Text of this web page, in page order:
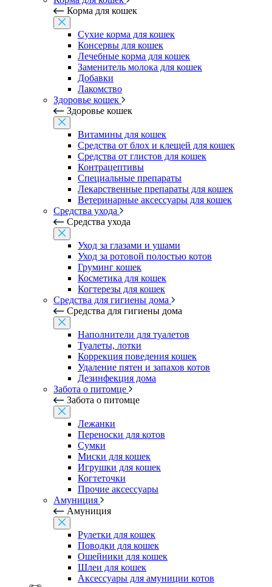
Корма для кошек
Сухие корма для кошек
Консервы для кошек
Лечебные корма для кошек
Заменитель молока для кошек
Добавки
Лакомство
Здоровье кошек
Здоровье кошек
Витамины для кошек
Средства от блох и клещей для кошек
Средства от глистов для кошек
Контрацептивы
Специальные препараты
Лекарственные препараты для кошек
Ветеринарные аксессуары для кошек
Средства ухода
Средства ухода
Уход за глазами и ушами
Уход за ротовой полостью котов
Груминг кошек
Косметика для кошек
Когтерезы для кошек
Средства для гигиены дома
Средства для гигиены дома
Наполнители для туалетов
Туалеты, лотки
Коррекция поведения кошек
Удаление пятен и запахов котов
Дезинфекция дома
Забота о питомце
Забота о питомце
Лежанки
Переноски для котов
Сумки
Миски для кошек
Игрушки для кошек
Когтеточки
Прочие аксессуары
Амуниция
Амуниция
Рулетки для кошек
Поводки для кошек
Ошейники для кошек
Шлеи для кошек
Аксессуары для амуниции котов